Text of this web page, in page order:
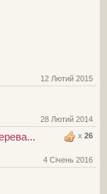
12 Лютий 2015
28 Лютий 2014
x 26
4 Січень 2016